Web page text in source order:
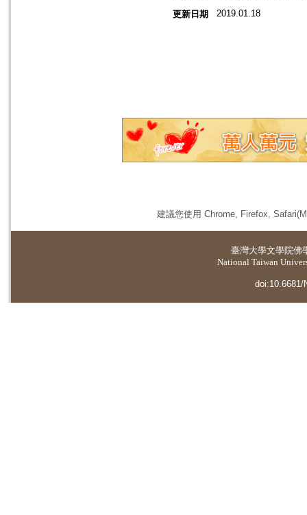
更新日期 2019.01.18
建議您使用 Chrome, Firefox,
臺灣大學文學院佛
National Taiwan
doi:10.6681/